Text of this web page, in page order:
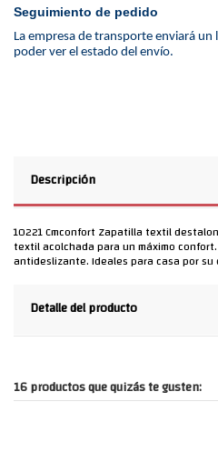
Seguimiento de pedido
La empresa de transporte enviará
poder ver el estado del envío.
Descripción
10221 Cmconfort Zapatilla textil
textil acolchada para un máximo
antideslizante. Ideales para casa por su
Detalle del producto
16 productos que quizás te gusten: